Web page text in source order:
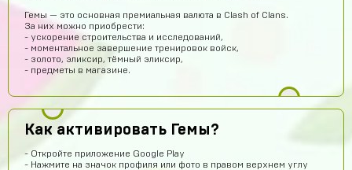
Гемы — это основная премиальная валюта в Clash of Clans.
За них можно приобрести:
- ускорение строительства и исследований,
- моментальное завершение тренировок войск,
- золото, эликсир, тёмный эликсир,
- предметы в магазине.
Как активировать Гемы?
- Откройте приложение Google Play
- Нажмите на значок профиля или фото в правом верхнем углу
Fese
Магаз топовый не кинули
Артём Грошев
Я не бот 12345
Даниил Кыров
Думаю,это правда что дают акк по низким ценам
Оятилло Хаитов 10 часов назад